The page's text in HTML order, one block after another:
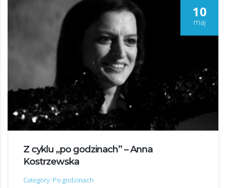
10
maj
Z cyklu „po godzinach” – Anna
Kostrzewska
Category: Po godzinach